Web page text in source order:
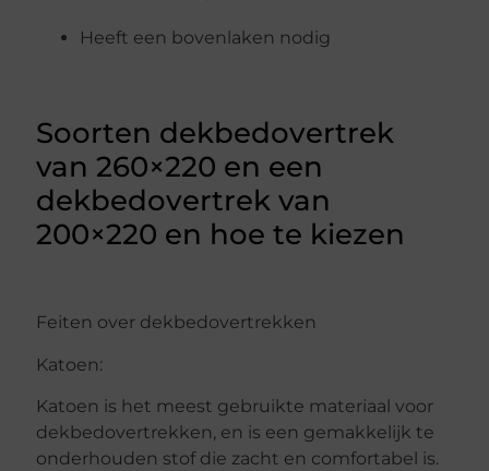
Heeft een bovenlaken nodig
Soorten dekbedovertrek
van 260×220 en een
dekbedovertrek van
200×220 en hoe te kiezen
Feiten over dekbedovertrekken
Katoen:
Katoen is het meest gebruikte materiaal voor
dekbedovertrekken, en is een gemakkelijk te
onderhouden stof die zacht en comfortabel is.